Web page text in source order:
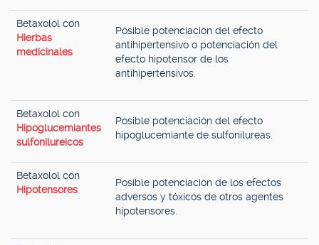
Betaxolol con
Hierbas
medicinales
Posible potenciación del efecto
antihipertensivo o potenciación del
efecto hipotensor de los
antihipertensivos.
Betaxolol con
Hipoglucemiantes
sulfonilureicos
Posible potenciación del efecto
hipoglucemiante de sulfonilureas.
Betaxolol con
Hipotensores
Posible potenciación de los efectos
adversos y tóxicos de otros agentes
hipotensores.